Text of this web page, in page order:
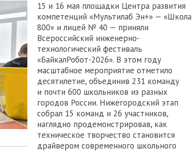
15 и 16 мая площадки Центра развития
компетенций «Мультилаб Эн+» — «Школа
800» и лицей № 40 — приняли
Всероссийский инженерно-
технологический фестиваль
«БайкалРобот-2026». В этом году
масштабное мероприятие отметило
десятилетие, объединив 231 команду
и почти 600 школьников из разных
городов России. Нижегородский этап
собрал 15 команд и 26 участников,
наглядно продемонстрировав, как
техническое творчество становится
драйвером современного школьного